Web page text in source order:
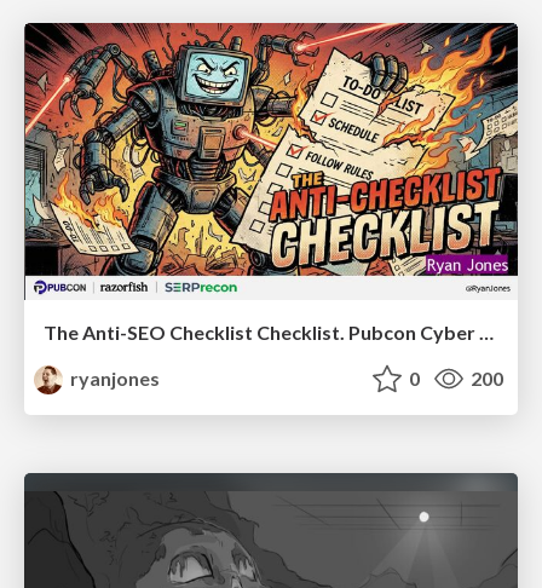
The Anti-SEO Checklist Checklist. Pubcon Cyber Week
ryanjones
0 200